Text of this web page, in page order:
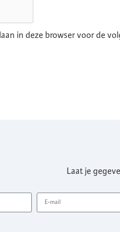
in deze browser voor de
Laat je